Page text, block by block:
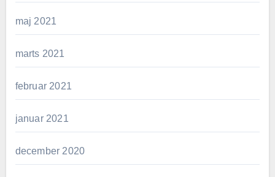
maj 2021
marts 2021
februar 2021
januar 2021
december 2020